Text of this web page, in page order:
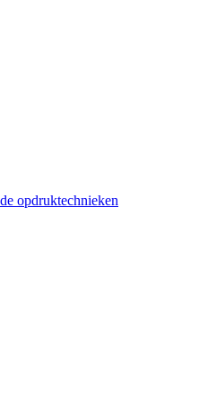
opdruktechnieken